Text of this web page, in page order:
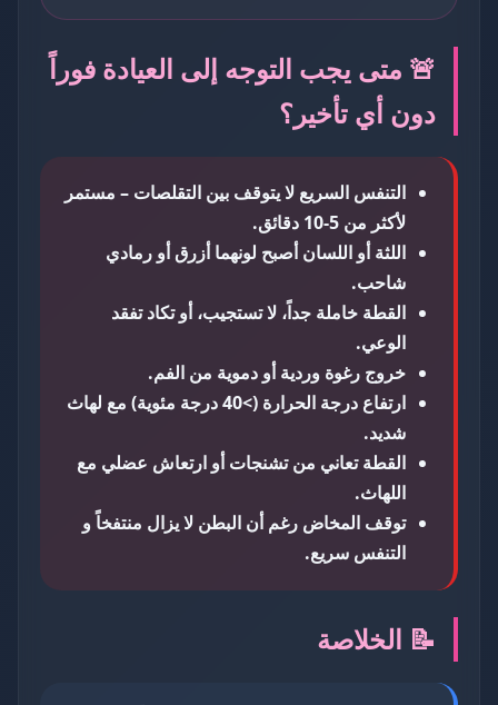
🚨 متى يجب التوجه إلى العيادة فوراً
دون أي تأخير؟
التنفس السريع لا يتوقف بين التقلصات – مستمر
لأكثر من 5-10 دقائق.
اللثة أو اللسان أصبح لونهما أزرق أو رمادي
شاحب.
القطة خاملة جداً، لا تستجيب، أو تكاد تفقد
الوعي.
خروج رغوة وردية أو دموية من الفم.
ارتفاع درجة الحرارة (>40 درجة مئوية) مع لهاث
شديد.
القطة تعاني من تشنجات أو ارتعاش عضلي مع
اللهاث.
توقف المخاض رغم أن البطن لا يزال منتفخاً و
التنفس سريع.
📝 الخلاصة